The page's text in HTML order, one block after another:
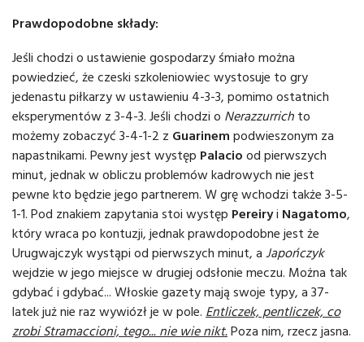
Prawdopodobne składy:
Jeśli chodzi o ustawienie gospodarzy śmiało można
powiedzieć, że czeski szkoleniowiec wystosuje to gry
jedenastu piłkarzy w ustawieniu 4-3-3, pomimo ostatnich
eksperymentów z 3-4-3. Jeśli chodzi o Nerazzurrich to
możemy zobaczyć 3-4-1-2 z Guarinem podwieszonym za
napastnikami. Pewny jest występ Palacio od pierwszych
minut, jednak w obliczu problemów kadrowych nie jest
pewne kto będzie jego partnerem. W grę wchodzi także 3-5-
1-1. Pod znakiem zapytania stoi występ Pereiryi Nagatomo,
który wraca po kontuzji, jednak prawdopodobne jest że
Urugwajczyk wystąpi od pierwszych minut, a Japończyk
wejdzie w jego miejsce w drugiej odsłonie meczu. Można tak
gdybać i gdybać... Włoskie gazety mają swoje typy, a 37-
latek już nie raz wywiózł je w pole. Entliczek, pentliczek, co
zrobi Stramaccioni, tego... nie wie nikt.Poza nim, rzecz jasna.